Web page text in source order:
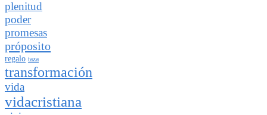
plenitud
poder
promesas
próposito
regalo taza
transformación
vida
vidacristiana